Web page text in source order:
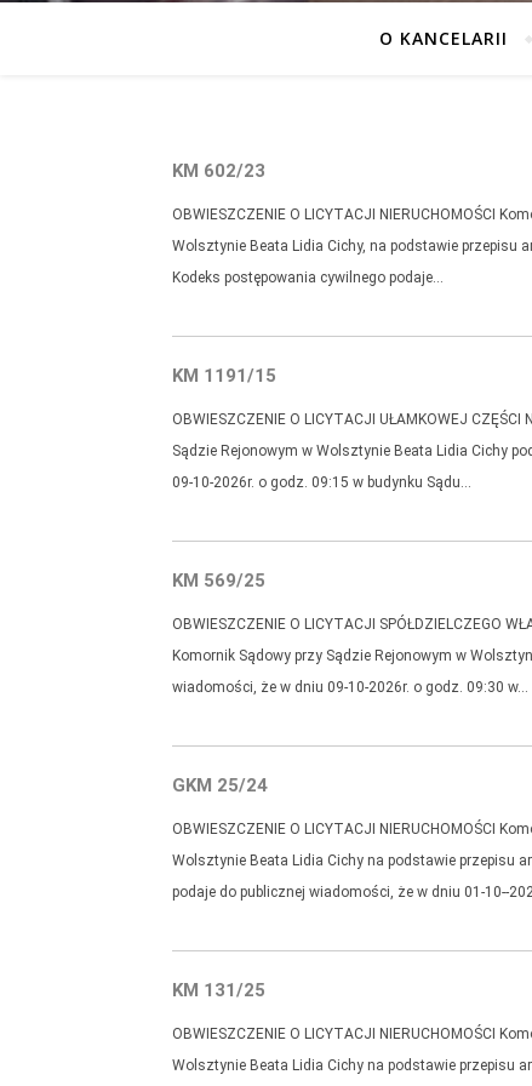
O KANCELARII
KM 602/23
OBWIESZCZENIE O LICYTACJI NIERUCHOMOŚCI
Wolsztynie Beata Lidia Cichy, na podstawie przepisu
Kodeks postępowania cywilnego podaje…
KM 1191/15
OBWIESZCZENIE O LICYTACJI UŁAMKOWEJ
Sądzie Rejonowym w Wolsztynie Beata Lidia Cichy
09-10-2026r. o godz. 09:15 w budynku Sądu…
KM 569/25
OBWIESZCZENIE O LICYTACJI SPÓŁDZIELCZEGO
Komornik Sądowy przy Sądzie Rejonowym w
wiadomości, że w dniu 09-10-2026r. o godz. 09:30 w…
GKM 25/24
OBWIESZCZENIE O LICYTACJI NIERUCHOMOŚCI
Wolsztynie Beata Lidia Cichy na podstawie przepisu
podaje do publicznej wiadomości, że w dniu 01-10--
KM 131/25
OBWIESZCZENIE O LICYTACJI NIERUCHOMOŚCI
Wolsztynie Beata Lidia Cichy na podstawie przepisu